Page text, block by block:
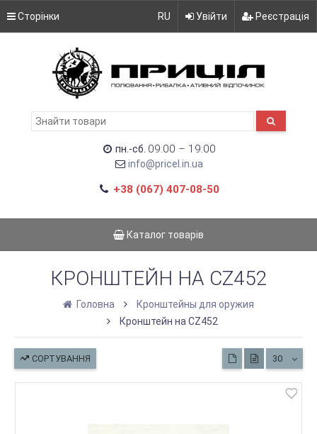
Сторінки RU Увійти Реєстрація
пн.-сб. 09:00 – 19:00
info@pricel.in.ua
+38 (067) 407-08-50
Каталог товарів
КРОНШТЕЙН НА CZ452
Головна
Кронштейны для оружия
Кронштейн на CZ452
СОРТУВАННЯ 30